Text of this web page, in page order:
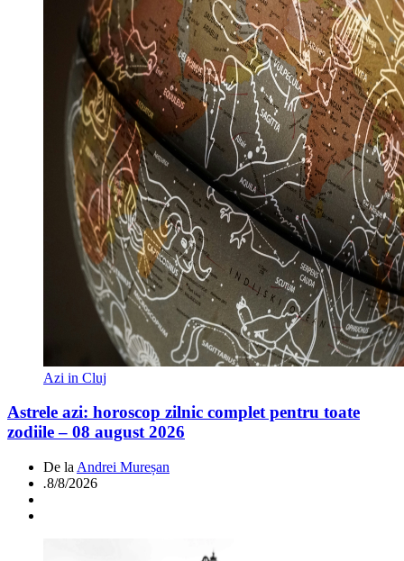
Azi in Cluj
Astrele azi: horoscop zilnic complet pentru toate
zodiile – 08 august 2026
De la Andrei Mureșan
.8/8/2026